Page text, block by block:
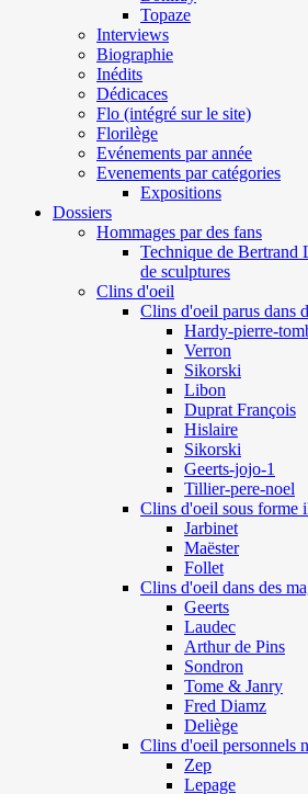
Topaze
Interviews
Biographie
Inédits
Dédicaces
Flo (intégré sur le site)
Florilège
Evénements par année
Evenements par catégories
Expositions
Dossiers
Hommages par des fans
Technique de Bertrand
de sculptures
Clins d'oeil
Clins d'oeil parus dans
Hardy-pierre-
Verron
Sikorski
Libon
Duprat François
Hislaire
Sikorski
Geerts-jojo-1
Tillier-pere-noel
Clins d'oeil sous forme
Jarbinet
Maëster
Follet
Clins d'oeil dans des
Geerts
Laudec
Arthur de Pins
Sondron
Tome & Janry
Fred Diamz
Deliège
Clins d'oeil personnels
Zep
Lepage